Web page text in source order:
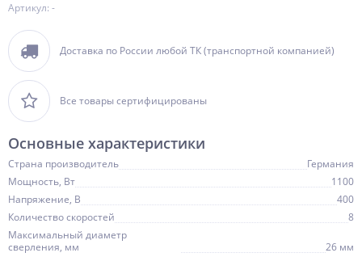
Артикул: -
Доставка по России любой ТК (транспортной компанией)
Все товары сертифицированы
Основные характеристики
Страна производитель
Германия
Мощность, Вт
1100
Напряжение, В
400
Количество скоростей
8
Максимальный диаметр
сверления, мм
26 мм